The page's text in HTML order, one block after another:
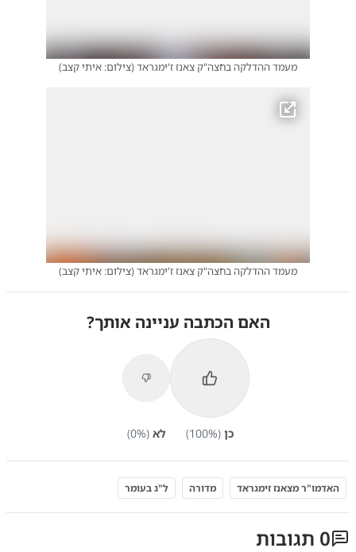
מעמד ההדלקה בחצה"ק צאנז ז'ימגראד(צילום: איתי קצב)
מעמד ההדלקה בחצה"ק צאנז ז'ימגראד(צילום: איתי קצב)
האם הכתבה עניינה אותך?
כן (
100%) לא (
0%)
האדמו"ר מצאנז זימגראד מדורה ל"ג בעומר
0 תגובות